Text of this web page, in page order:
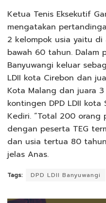
Ketua Tenis Eksekutif
mengatakan
2 kelompok usia yaitu
bawah 60 tahun. Dalam
Banyuwangi keluar
LDII kota Cirebon dan
Kota Malang dan juara
kontingen DPD LDII kota
Kediri. “Total 200
dengan peserta TEG
dan usia tertua 80
jelas Anas.
Tags: DPD LDII Banyuwangi